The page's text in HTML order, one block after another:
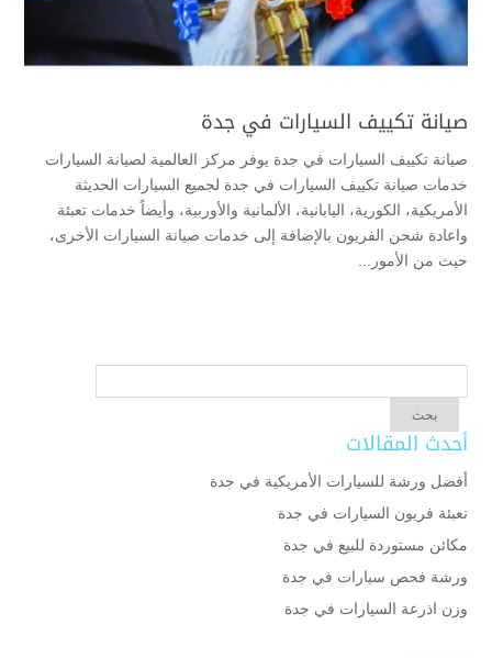
صيانة تكييف السيارات في جدة
صيانة تكييف السيارات في جدة يوفر مركز العالمية لصيانة السيارات
خدمات صيانة تكييف السيارات في جدة لجميع السيارات الحديثة
الأمريكية، الكورية، اليابانية، الألمانية والأوربية، وأيضاً خدمات تعبئة
واعادة شحن الفريون بالإضافة إلى خدمات صيانة السيارات الأخرى،
حيث من الأمور...
أحدث المقالات
أفضل ورشة للسيارات الأمريكية في جدة
تعبئة فريون السيارات في جدة
مكائن مستوردة للبيع في جدة
ورشة فحص سيارات في جدة
وزن اذرعة السيارات في جدة